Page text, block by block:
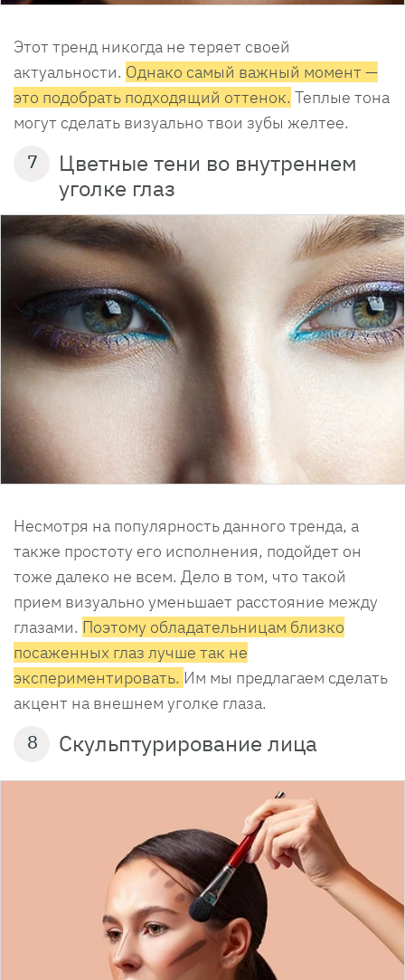
Этот тренд никогда не теряет своей
актуальности. Однако самый важный момент —
это подобрать подходящий оттенок. Теплые тона
могут сделать визуально твои зубы желтее.
7
Цветные тени во внутреннем
уголке глаз
Несмотря на популярность данного тренда, а
также простоту его исполнения, подойдет он
тоже далеко не всем. Дело в том, что такой
прием визуально уменьшает расстояние между
глазами. Поэтому обладательницам близко
посаженных глаз лучше так не
экспериментировать. Им мы предлагаем сделать
акцент на внешнем уголке глаза.
8 Скульптурирование лица